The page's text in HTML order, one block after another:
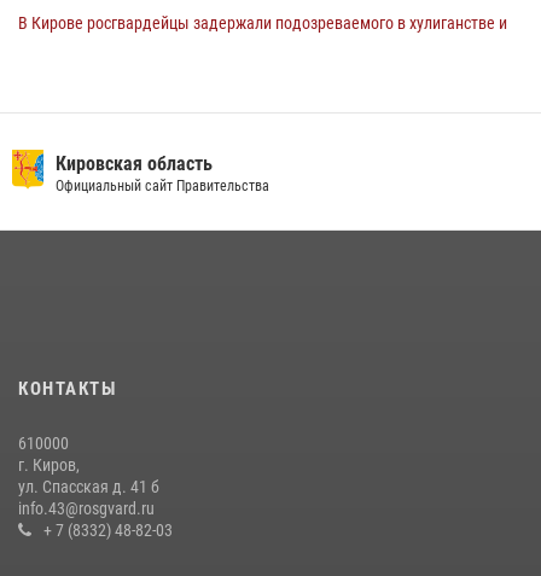
В Кирове росгвардейцы задержали подозреваемого в хулиганстве и
вневедомственную охрану и поступления в ведомственные вузы
22 июля 2026, 14:51 1 2
В Кирове и Кирово-Чепецке росгвардейцы задержали
подозреваемых в хулиганстве
19 июля 2026, 07:00
Кировская область
Официальный сайт Правительства
КОНТАКТЫ
610000
г. Киров,
ул. Спасская д. 41 б
info.43@rosgvard.ru
+ 7 (8332) 48-82-03